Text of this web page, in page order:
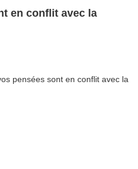
en conflit avec la